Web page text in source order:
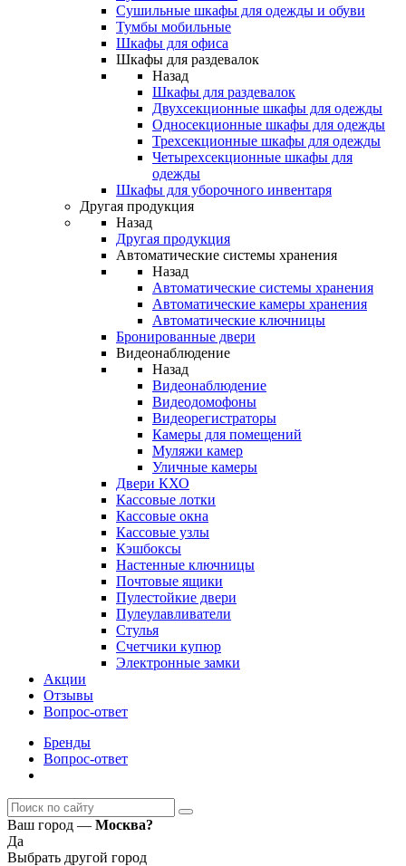
Сушильные шкафы для одежды и обуви
Тумбы мобильные
Шкафы для офиса
Шкафы для раздевалок
Назад
Шкафы для раздевалок
Двухсекционные шкафы для одежды
Односекционные шкафы для одежды
Трехсекционные шкафы для одежды
Четырехсекционные шкафы для
одежды
Шкафы для уборочного инвентаря
Другая продукция
Назад
Другая продукция
Автоматические системы хранения
Назад
Автоматические системы хранения
Автоматические камеры хранения
Автоматические ключницы
Бронированные двери
Видеонаблюдение
Назад
Видеонаблюдение
Видеодомофоны
Видеорегистраторы
Камеры для помещений
Муляжи камер
Уличные камеры
Двери КХО
Кассовые лотки
Кассовые окна
Кассовые узлы
Кэшбоксы
Настенные ключницы
Почтовые ящики
Пулестойкие двери
Пулеулавливатели
Стулья
Счетчики купюр
Электронные замки
Акции
Отзывы
Вопрос-ответ
Бренды
Вопрос-ответ
Ваш город — Москва?
Да
Выбрать другой город